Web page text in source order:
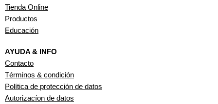
Tienda Online
Productos
Educación
AYUDA & INFO
Contacto
Términos & condición
Política de protección de datos
Autorizacíon de datos